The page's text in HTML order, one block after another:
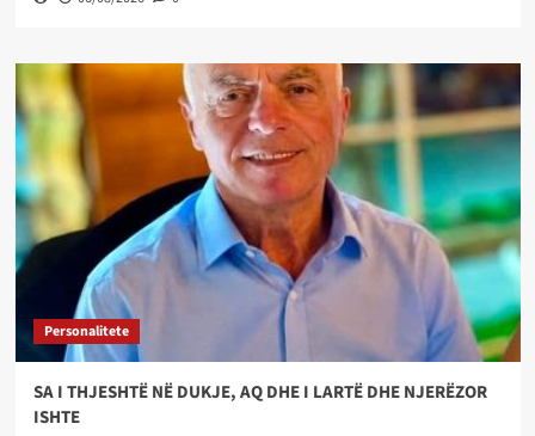
Personalitete
SA I THJESHTË NË DUKJE, AQ DHE I LARTË DHE NJERËZOR
ISHTE